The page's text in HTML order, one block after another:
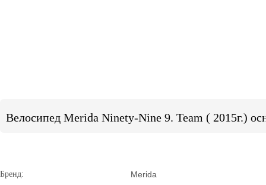
Велосипед Merida Ninety-Nine 9. Team ( 2015г.)
Бренд: Merida